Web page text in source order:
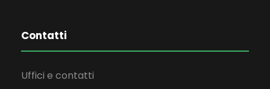
Contatti
Uffici e contatti